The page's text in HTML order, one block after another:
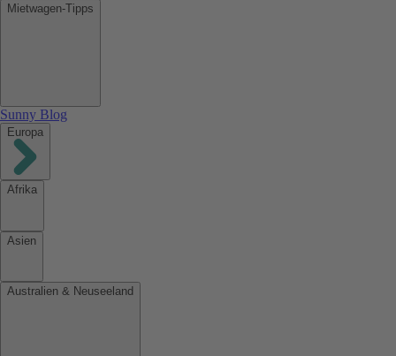
Mietwagen-Tipps
Sunny Blog
Europa
Afrika
Asien
Australien & Neuseeland